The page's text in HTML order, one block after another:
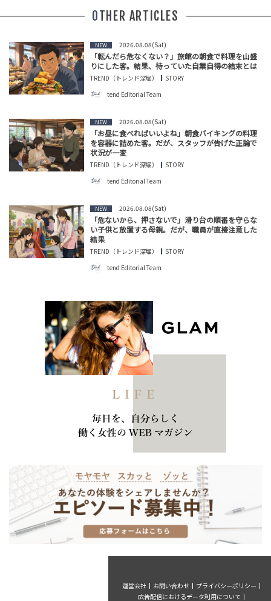
OTHER ARTICLES
NEW 2026.08.08(Sat)
「転んだら危なくない？」旅館の朝食で料理を山盛
りにした客。結果、待っていた自業自得の結末とは
TREND（トレンド深堀）
STORY
tend Editorial Team
NEW 2026.08.08(Sat)
「お昼に食べればいいよね」朝食バイキングの料理
を容器に詰めた客。だが、スタッフが告げた正論で
状況が一変
TREND（トレンド深堀）
STORY
tend Editorial Team
NEW 2026.08.08(Sat)
「危ないから、押さないで」滑り台の順番を守らな
い子供と放置する母親。だが、職員が直接注意した
結果
TREND（トレンド深堀）
STORY
tend Editorial Team
運営会社 お問い合わせ
プライバシーポリシー
広告配信におけるデータ利用について